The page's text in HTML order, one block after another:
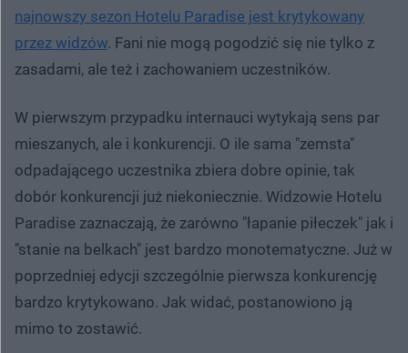
najnowszy sezon Hotelu Paradise jest krytykowany
przez widzów. Fani nie mogą pogodzić się nie tylko z
zasadami, ale też i zachowaniem uczestników.
W pierwszym przypadku internauci wytykają sens par
mieszanych, ale i konkurencji. O ile sama "zemsta"
odpadającego uczestnika zbiera dobre opinie, tak
dobór konkurencji już niekoniecznie. Widzowie Hotelu
Paradise zaznaczają, że zarówno "łapanie piłeczek" jak i
"stanie na belkach" jest bardzo monotematyczne. Już w
poprzedniej edycji szczególnie pierwsza konkurencję
bardzo krytykowano. Jak widać, postanowiono ją
mimo to zostawić.